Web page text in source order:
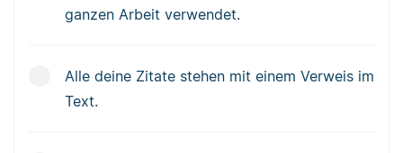
ganzen Arbeit verwendet.
Alle deine Zitate stehen mit einem Verweis im
Text.